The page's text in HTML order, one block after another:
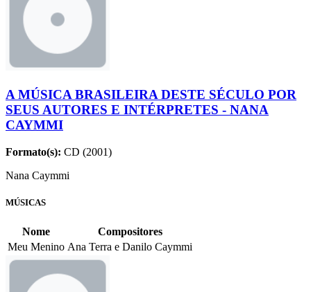
A MÚSICA BRASILEIRA DESTE SÉCULO POR
SEUS AUTORES E INTÉRPRETES - NANA
CAYMMI
Formato(s): CD (2001)
Nana Caymmi
MÚSICAS
Nome
Compositores
Meu Menino Ana Terra e Danilo Caymmi